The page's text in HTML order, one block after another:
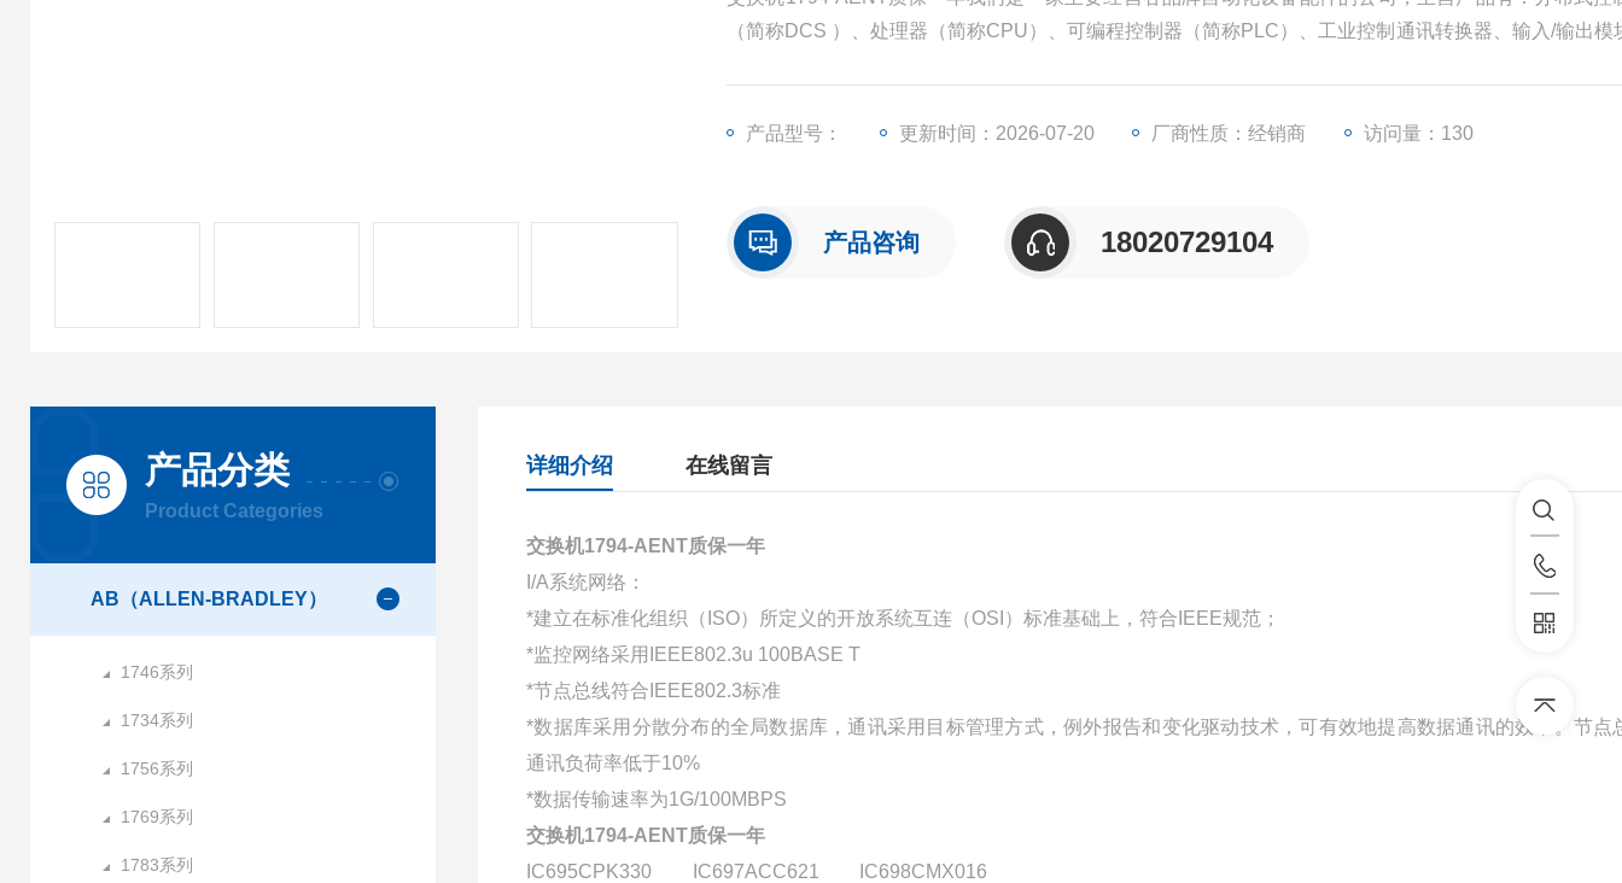
（简称DCS ）、处理器（简称CPU）、可编程控制器（简称PLC）、工业控制通讯转换器、输入/输出模
产品型号： 更新时间：2026-07-20 厂商性质：经销商 访问量：130
产品咨询 18020729104
产品分类
Product Categories
AB（ALLEN-BRADLEY）
1746系列
1734系列
1756系列
1769系列
1783系列
详细介绍 在线留言
交换机1794-AENT质保一年
I/A系统网络：
*建立在标准化组织（ISO）所定义的开放系统互连（OSI）标准基础上，符合IEEE规范；
*监控网络采用IEEE802.3u 100BASE T
*节点总线符合IEEE802.3标准
*数据库采用分散分布的全局数据库，通讯采用目标管理方式，例外报告和变化驱动技术，可有效地提高数据通讯的效率。节点
通讯负荷率低于10%
*数据传输速率为1G/100MBPS
交换机1794-AENT质保一年
IC695CPK330
IC697ACC621
IC698CMX016